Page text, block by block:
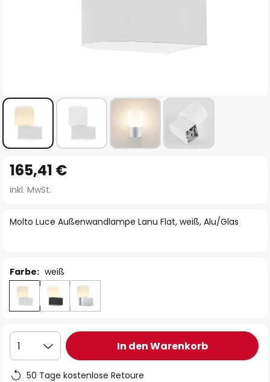
Anfang
der
springen
Molto Luce Außenwandlampe Lanu Flat, weiß, Alu/Glas
165,41 €
inkl. MwSt.
Farbe: weiß
1 In den Warenkorb
50 Tage kostenlose Retoure